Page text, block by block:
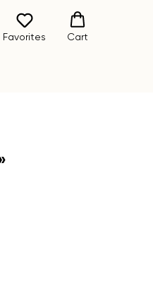
Favorites Cart